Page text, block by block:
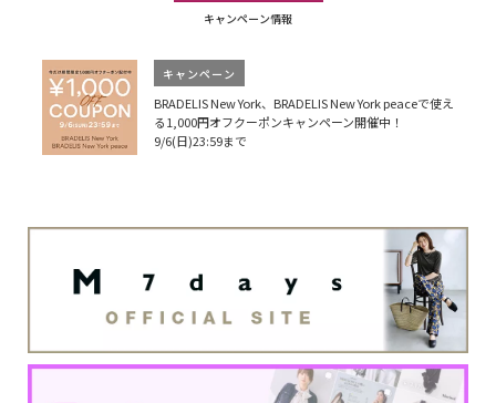
キャンペーン情報
キャンペーン
BRADELIS New York、BRADELIS New York peaceで使え
る1,000円オフクーポンキャンペーン開催中！
9/6(日)23:59まで